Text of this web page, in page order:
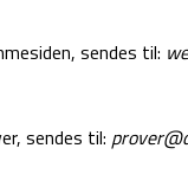
sendes til:
sendes til: